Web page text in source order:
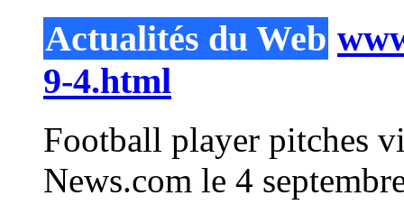
Actualités du Web
9-4.html
Football player pitches
News.com le 4